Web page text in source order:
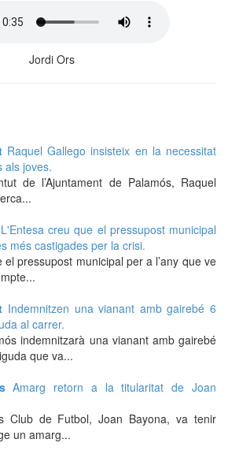
Jordi Ors
Raquel Gallego insisteix en la necessitat
als joves.
de l’Ajuntament de Palamós, Raquel
L'Entesa creu que el pressupost municipal
més castigades per la crisi.
el pressupost municipal per a l’any que ve
Indemnitzen una vianant amb gairebé 6
al carrer.
indemnitzarà una vianant amb gairebé
que va...
Amarg retorn a la titularitat de Joan
Club de Futbol, Joan Bayona, va tenir
un amarg...